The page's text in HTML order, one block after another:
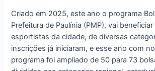
Criado em 2025, este ano o programa
Prefeitura de Paulínia (PMP), vai
esportistas da cidade, de diversas
inscrições já iniciaram, e esse ano com
programa foi ampliado de 50 para 73